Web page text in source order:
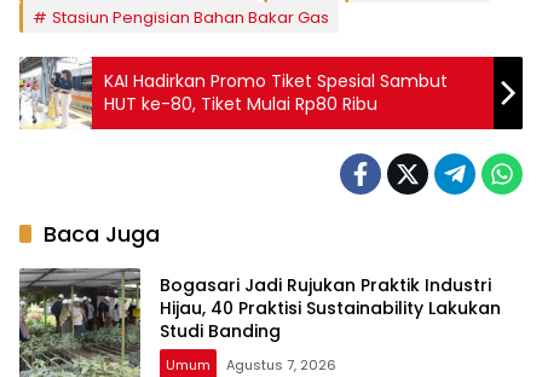
Stasiun Pengisian Bahan Bakar Gas
KAI Hadirkan Promo Tiket Spesial Sambut
HUT ke-80, Tiket Mulai Rp80 Ribu
Baca Juga
Bogasari Jadi Rujukan Praktik Industri
Hijau, 40 Praktisi Sustainability Lakukan
Studi Banding
Umum Agustus 7, 2026